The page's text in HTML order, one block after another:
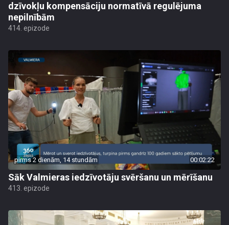
dzīvokļu kompensāciju normatīvā regulējuma
nepilnībām
414. epizode
pirms 2 dienām, 14 stundām 00:02:22
Sāk Valmieras iedzīvotāju svēršanu un mērīšanu
413. epizode